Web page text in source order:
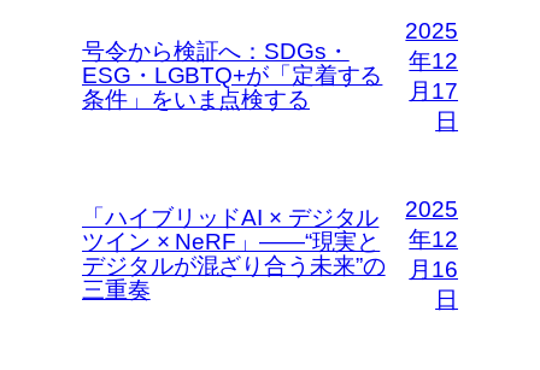
号令から検証へ：SDGs・
ESG・LGBTQ+が「定着する
条件」をいま点検する
2025
年12
月17
日
「ハイブリッドAI × デジタル
ツイン × NeRF」――“現実と
デジタルが混ざり合う未来”の
三重奏
2025
年12
月16
日